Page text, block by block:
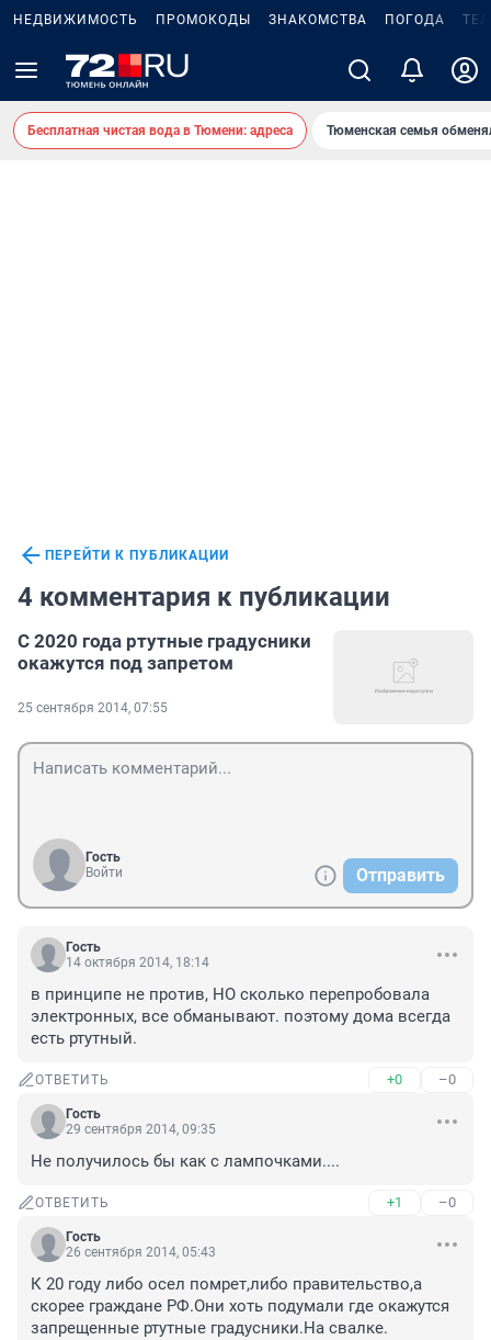
НЕДВИЖИМОСТЬ ПРОМОКОДЫ ЗНАКОМСТВА ПОГОДА
Бесплатная чистая вода в Тюмени: адреса Тюменская семья
ПЕРЕЙТИ К ПУБЛИКАЦИИ
4 комментария к публикации
С 2020 года ртутные градусники
окажутся под запретом
25 сентября 2014, 07:55
Гость
Войти
Отправить
Гость
14 октября 2014, 18:14
в принципе не против, НО сколько перепробовала
электронных, все обманывают. поэтому дома всегда
есть ртутный.
ОТВЕТИТЬ +0 –0
Гость
29 сентября 2014, 09:35
Не получилось бы как с лампочками....
ОТВЕТИТЬ +1 –0
Гость
26 сентября 2014, 05:43
К 20 году либо осел помрет,либо правительство,а
скорее граждане РФ.Они хоть подумали где окажутся
запрещенные ртутные градусники.На свалке.